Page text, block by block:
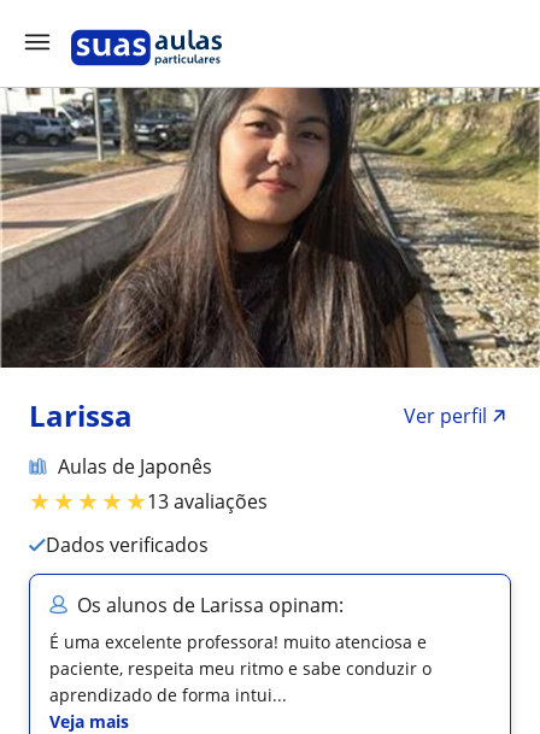
Larissa
Ver perfil
Aulas de Japonês
★★★★★13 avaliações
Dados verificados
Os alunos de Larissa opinam:
É uma excelente professora! muito atenciosa e
paciente, respeita meu ritmo e sabe conduzir o
aprendizado de forma intui...
Veja mais